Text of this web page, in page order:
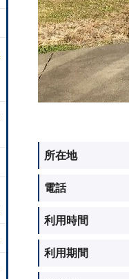
所在地
電話
利用時間
利用期間